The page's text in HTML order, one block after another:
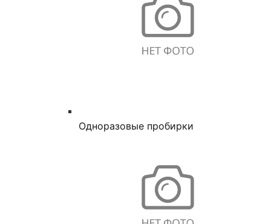
Одноразовые пробирки